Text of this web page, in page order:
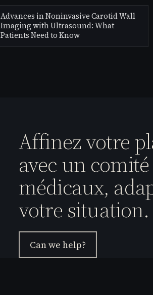
Advances in Noninvasive Carotid Wall
Imaging with Ultrasound: What
Patients Need to Know
Affinez votre
avec un
médicaux,
votre situation.
Can we help?